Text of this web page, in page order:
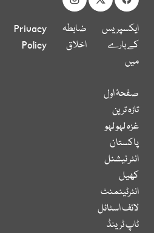
ایکسپریس
کے بارے
میں
ضابطہ
اخلاق
Privacy
Policy
صفحۂ اول
تازہ ترین
غزہ لہو لہو
پاکستان
انٹر نیشنل
کھیل
انٹرٹینمنٹ
لائف اسٹائل
ٹاپ ٹرینڈ